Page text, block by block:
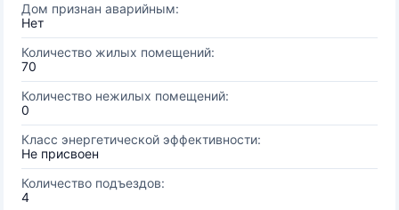
Дом признан аварийным:
Нет
Количество жилых помещений:
70
Количество нежилых помещений:
0
Класс энергетической эффективности:
Не присвоен
Количество подъездов:
4